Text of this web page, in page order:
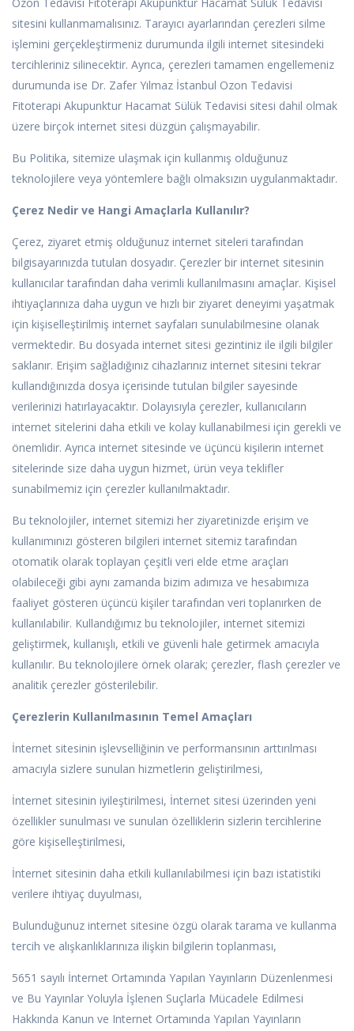
sitesini kullanmamalısınız. Tarayıcı ayarlarından çerezleri silme
işlemini gerçekleştirmeniz durumunda ilgili internet sitesindeki
tercihleriniz silinecektir. Ayrıca, çerezleri tamamen engellemeniz
durumunda ise Dr. Zafer Yılmaz İstanbul Ozon Tedavisi
Fitoterapi Akupunktur Hacamat Sülük Tedavisi sitesi dahil olmak
üzere birçok internet sitesi düzgün çalışmayabilir.
Bu Politika, sitemize ulaşmak için kullanmış olduğunuz
teknolojilere veya yöntemlere bağlı olmaksızın uygulanmaktadır.
Çerez Nedir ve Hangi Amaçlarla Kullanılır?
Çerez, ziyaret etmiş olduğunuz internet siteleri tarafından
bilgisayarınızda tutulan dosyadır. Çerezler bir internet sitesinin
kullanıcılar tarafından daha verimli kullanılmasını amaçlar. Kişisel
ihtiyaçlarınıza daha uygun ve hızlı bir ziyaret deneyimi yaşatmak
için kişiselleştirilmiş internet sayfaları sunulabilmesine olanak
vermektedir. Bu dosyada internet sitesi gezintiniz ile ilgili bilgiler
saklanır. Erişim sağladığınız cihazlarınız internet sitesini tekrar
kullandığınızda dosya içerisinde tutulan bilgiler sayesinde
verilerinizi hatırlayacaktır. Dolayısıyla çerezler, kullanıcıların
internet sitelerini daha etkili ve kolay kullanabilmesi için gerekli ve
önemlidir. Ayrıca internet sitesinde ve üçüncü kişilerin internet
sitelerinde size daha uygun hizmet, ürün veya teklifler
sunabilmemiz için çerezler kullanılmaktadır.
Bu teknolojiler, internet sitemizi her ziyaretinizde erişim ve
kullanımınızı gösteren bilgileri internet sitemiz tarafından
otomatik olarak toplayan çeşitli veri elde etme araçları
olabileceği gibi aynı zamanda bizim adımıza ve hesabımıza
faaliyet gösteren üçüncü kişiler tarafından veri toplanırken de
kullanılabilir. Kullandığımız bu teknolojiler, internet sitemizi
geliştirmek, kullanışlı, etkili ve güvenli hale getirmek amacıyla
kullanılır. Bu teknolojilere örnek olarak; çerezler, flash çerezler ve
analitik çerezler gösterilebilir.
Çerezlerin Kullanılmasının Temel Amaçları
İnternet sitesinin işlevselliğinin ve performansının arttırılması
amacıyla sizlere sunulan hizmetlerin geliştirilmesi,
İnternet sitesinin iyileştirilmesi, İnternet sitesi üzerinden yeni
özellikler sunulması ve sunulan özelliklerin sizlerin tercihlerine
göre kişiselleştirilmesi,
İnternet sitesinin daha etkili kullanılabilmesi için bazı istatistiki
verilere ihtiyaç duyulması,
Bulunduğunuz internet sitesine özgü olarak tarama ve kullanma
tercih ve alışkanlıklarınıza ilişkin bilgilerin toplanması,
5651 sayılı İnternet Ortamında Yapılan Yayınların Düzenlenmesi
ve Bu Yayınlar Yoluyla İşlenen Suçlarla Mücadele Edilmesi
Hakkında Kanun ve Internet Ortamında Yapılan Yayınların